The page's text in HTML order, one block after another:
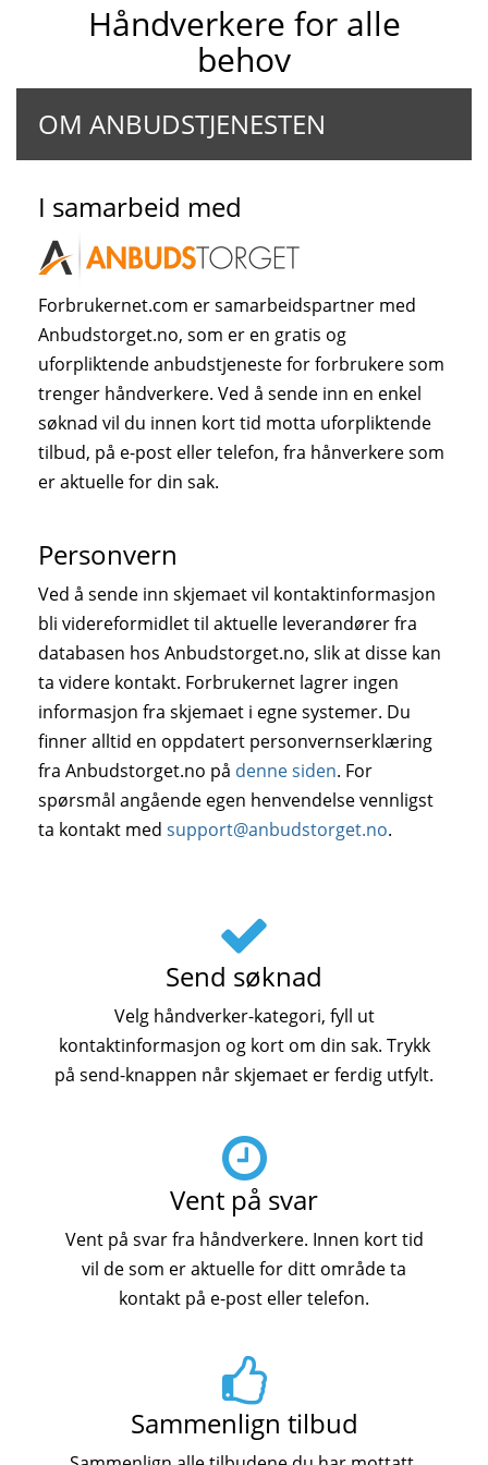
Håndverkere for alle
behov
OM ANBUDSTJENESTEN
I samarbeid med
Forbrukernet.com er samarbeidspartner med
Anbudstorget.no, som er en gratis og
uforpliktende anbudstjeneste for forbrukere som
trenger håndverkere. Ved å sende inn en enkel
søknad vil du innen kort tid motta uforpliktende
tilbud, på e-post eller telefon, fra hånverkere som
er aktuelle for din sak.
Personvern
Ved å sende inn skjemaet vil kontaktinformasjon
bli videreformidlet til aktuelle leverandører fra
databasen hos Anbudstorget.no, slik at disse kan
ta videre kontakt. Forbrukernet lagrer ingen
informasjon fra skjemaet i egne systemer. Du
finner alltid en oppdatert personvernserklæring
fra Anbudstorget.no på denne siden. For
spørsmål angående egen henvendelse vennligst
ta kontakt med support@anbudstorget.no.
Send søknad
Velg håndverker-kategori, fyll ut
kontaktinformasjon og kort om din sak. Trykk
på send-knappen når skjemaet er ferdig utfylt.
Vent på svar
Vent på svar fra håndverkere. Innen kort tid
vil de som er aktuelle for ditt område ta
kontakt på e-post eller telefon.
Sammenlign tilbud